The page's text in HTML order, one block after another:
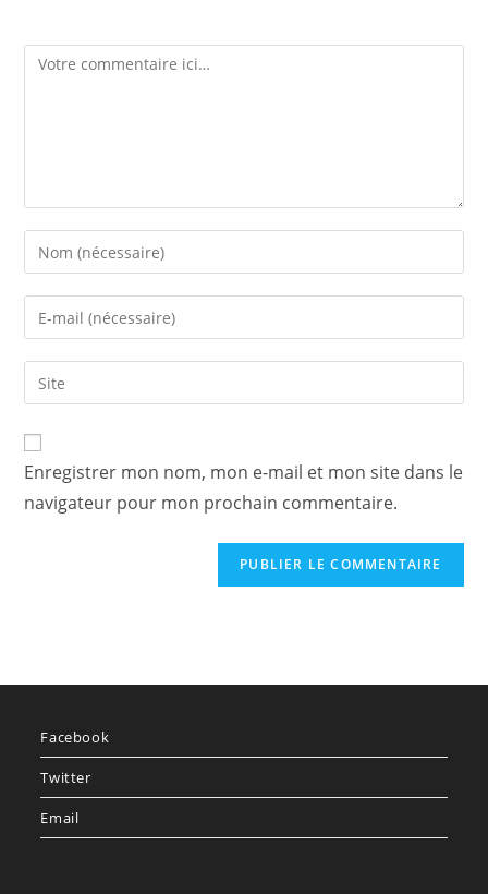
Enregistrer mon nom, mon e-mail et mon site dans le
navigateur pour mon prochain commentaire.
Facebook
Twitter
Email